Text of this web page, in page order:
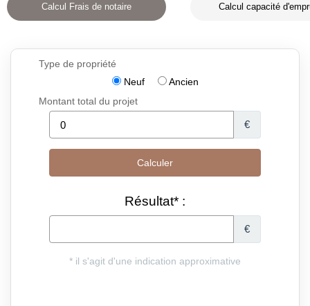
Calcul Frais de notaire Calcul capacité